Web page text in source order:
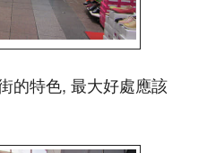
的特色, 最大好處應該